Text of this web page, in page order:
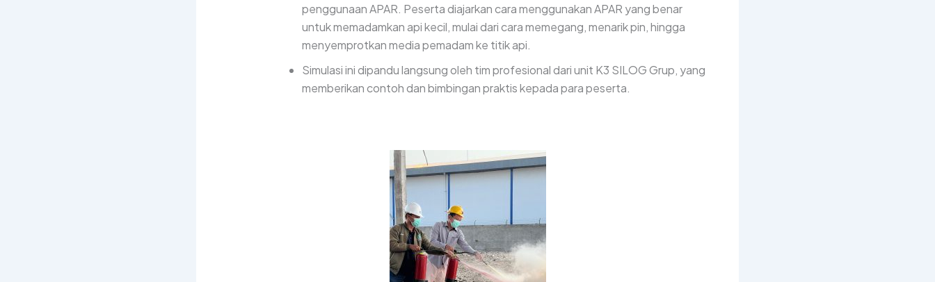
penggunaan APAR. Peserta diajarkan cara menggunakan APAR yang benar
untuk memadamkan api kecil, mulai dari cara memegang, menarik pin, hingga
menyemprotkan media pemadam ke titik api.
Simulasi ini dipandu langsung oleh tim profesional dari unit K3 SILOG Grup, yang
memberikan contoh dan bimbingan praktis kepada para peserta.